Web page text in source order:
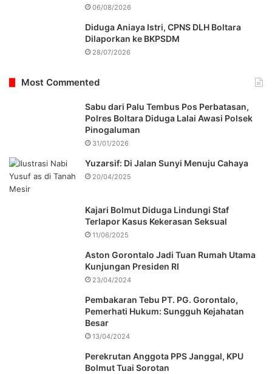
06/08/2026
Diduga Aniaya Istri, CPNS DLH Boltara
Dilaporkan ke BKPSDM
28/07/2026
Most Commented
Sabu dari Palu Tembus Pos Perbatasan,
Polres Boltara Diduga Lalai Awasi Polsek
Pinogaluman
31/01/2026
Yuzarsif: Di Jalan Sunyi Menuju Cahaya
20/04/2025
Kajari Bolmut Diduga Lindungi Staf
Terlapor Kasus Kekerasan Seksual
11/06/2025
Aston Gorontalo Jadi Tuan Rumah Utama
Kunjungan Presiden RI
23/04/2024
Pembakaran Tebu PT. PG. Gorontalo,
Pemerhati Hukum: Sungguh Kejahatan
Besar
13/04/2024
Perekrutan Anggota PPS Janggal, KPU
Bolmut Tuai Sorotan